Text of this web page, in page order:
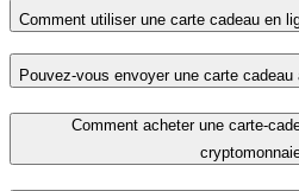
Comment utiliser une carte cadeau en
Pouvez-vous envoyer une carte cadeau
Comment acheter une carte-